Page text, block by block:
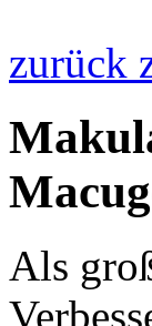
zurück
Als